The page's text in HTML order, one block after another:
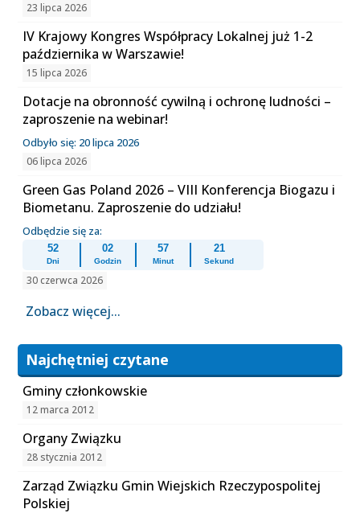
23 lipca 2026
IV Krajowy Kongres Współpracy Lokalnej już 1-2
października w Warszawie!
15 lipca 2026
Dotacje na obronność cywilną i ochronę ludności –
zaproszenie na webinar!
Odbyło się: 20 lipca 2026
06 lipca 2026
Green Gas Poland 2026 – VIII Konferencja Biogazu i
Biometanu. Zaproszenie do udziału!
Odbędzie się za:
52
Dni
02
Godzin
57
Minut
21
Sekund
30 czerwca 2026
Zobacz więcej...
Najchętniej czytane
Gminy członkowskie
12 marca 2012
Organy Związku
28 stycznia 2012
Zarząd Związku Gmin Wiejskich Rzeczypospolitej
Polskiej